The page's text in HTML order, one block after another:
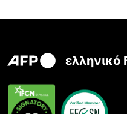
ελληνικό